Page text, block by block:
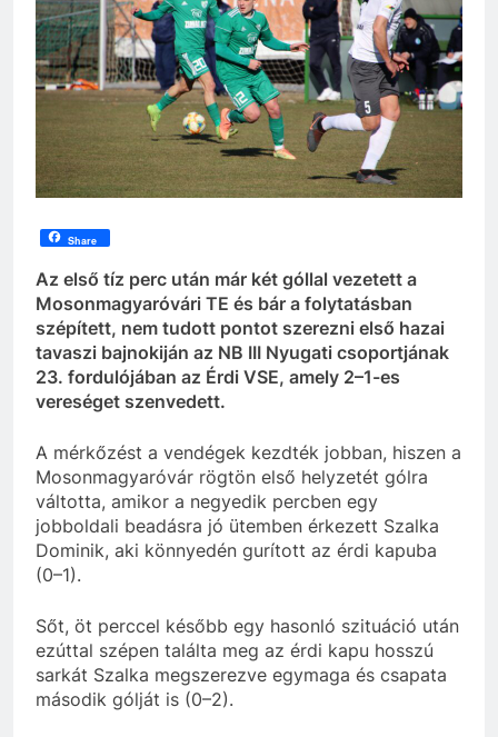
Share
Az első tíz perc után már két góllal vezetett a
Mosonmagyaróvári TE és bár a folytatásban
szépített, nem tudott pontot szerezni első hazai
tavaszi bajnokiján az NB III Nyugati csoportjának
23. fordulójában az Érdi VSE, amely 2–1-es
vereséget szenvedett.
A mérkőzést a vendégek kezdték jobban, hiszen a
Mosonmagyaróvár rögtön első helyzetét gólra
váltotta, amikor a negyedik percben egy
jobboldali beadásra jó ütemben érkezett Szalka
Dominik, aki könnyedén gurított az érdi kapuba
(0–1).
Sőt, öt perccel később egy hasonló szituáció után
ezúttal szépen találta meg az érdi kapu hosszú
sarkát Szalka megszerezve egymaga és csapata
második gólját is (0–2).